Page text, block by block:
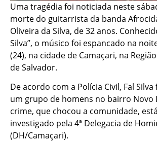
Uma tragédia foi noticiada neste
morte do guitarrista da banda
Oliveira da Silva, de 32 anos.
Silva”, o músico foi espancado na
(24), na cidade de Camaçari, na
de Salvador.
De acordo com a Polícia Civil, Fal
um grupo de homens no bairro Novo
crime, que chocou a comunidade,
investigado pela 4ª Delegacia de
(DH/Camaçari).